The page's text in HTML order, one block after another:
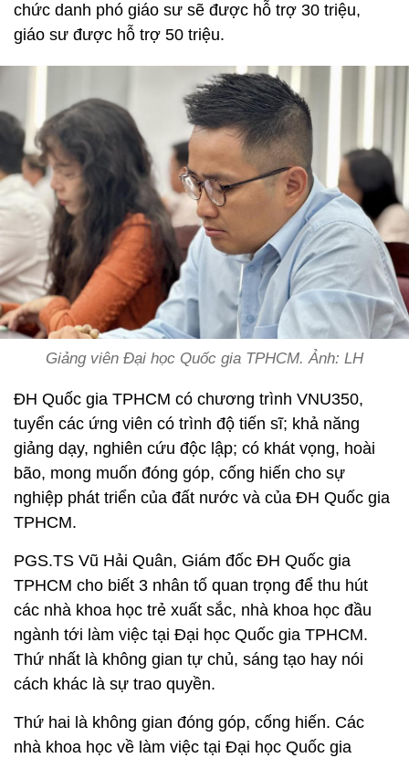
chức danh phó giáo sư sẽ được hỗ trợ 30 triệu,
giáo sư được hỗ trợ 50 triệu.
Giảng viên Đại học Quốc gia TPHCM. Ảnh: LH
ĐH Quốc gia TPHCM có chương trình VNU350,
tuyển các ứng viên có trình độ tiến sĩ; khả năng
giảng dạy, nghiên cứu độc lập; có khát vọng, hoài
bão, mong muốn đóng góp, cống hiến cho sự
nghiệp phát triển của đất nước và của ĐH Quốc gia
TPHCM.
PGS.TS Vũ Hải Quân, Giám đốc ĐH Quốc gia
TPHCM cho biết 3 nhân tố quan trọng để thu hút
các nhà khoa học trẻ xuất sắc, nhà khoa học đầu
ngành tới làm việc tại Đại học Quốc gia TPHCM.
Thứ nhất là không gian tự chủ, sáng tạo hay nói
cách khác là sự trao quyền.
Thứ hai là không gian đóng góp, cống hiến. Các
nhà khoa học về làm việc tại Đại học Quốc gia